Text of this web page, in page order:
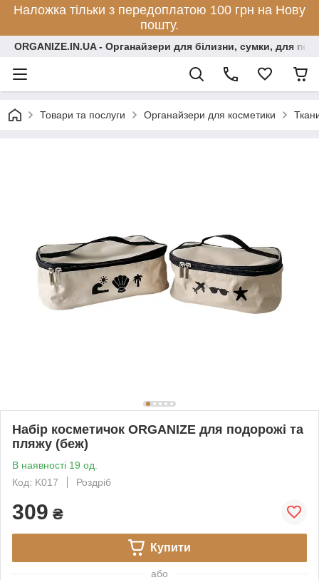
Наложка тільки з передоплатою 100 грн на Нову
пошту.
ORGANIZE.IN.UA - Органайзери для білизни, сумки, для
Товари та послуги Органайзери для косметики
Набір косметичок ORGANIZE для подорожі та
пляжу (беж)
В наявності 19 од.
Код: K017
Роздріб
309 ₴
Купити
або